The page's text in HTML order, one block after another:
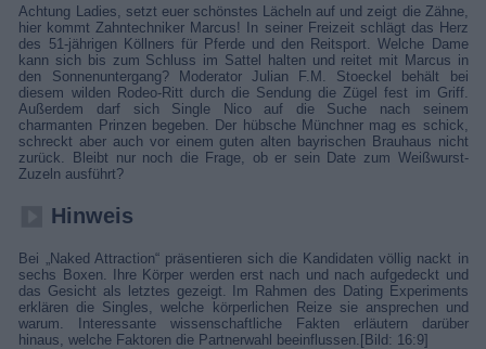
Achtung Ladies, setzt euer schönstes Lächeln auf und zeigt die Zähne,
hier kommt Zahntechniker Marcus! In seiner Freizeit schlägt das Herz
des 51-jährigen Köllners für Pferde und den Reitsport. Welche Dame
kann sich bis zum Schluss im Sattel halten und reitet mit Marcus in
den Sonnenuntergang? Moderator Julian F.M. Stoeckel behält bei
diesem wilden Rodeo-Ritt durch die Sendung die Zügel fest im Griff.
Außerdem darf sich Single Nico auf die Suche nach seinem
charmanten Prinzen begeben. Der hübsche Münchner mag es schick,
schreckt aber auch vor einem guten alten bayrischen Brauhaus nicht
zurück. Bleibt nur noch die Frage, ob er sein Date zum Weißwurst-
Zuzeln ausführt?
Hinweis
Bei „Naked Attraction“ präsentieren sich die Kandidaten völlig nackt in
sechs Boxen. Ihre Körper werden erst nach und nach aufgedeckt und
das Gesicht als letztes gezeigt. Im Rahmen des Dating Experiments
erklären die Singles, welche körperlichen Reize sie ansprechen und
warum. Interessante wissenschaftliche Fakten erläutern darüber
hinaus, welche Faktoren die Partnerwahl beeinflussen.[Bild: 16:9]